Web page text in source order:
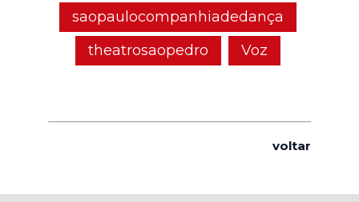
saopaulocompanhiadedança
theatrosaopedro
Voz
voltar